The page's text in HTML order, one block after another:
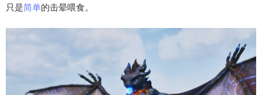
只是简单的击晕喂食。